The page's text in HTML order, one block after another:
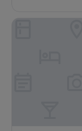
Residence Inn by